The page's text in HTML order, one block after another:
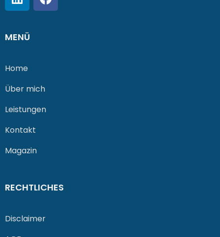
MENÜ
Home
Über mich
Leistungen
Kontakt
Magazin
RECHTLICHES
Disclaimer